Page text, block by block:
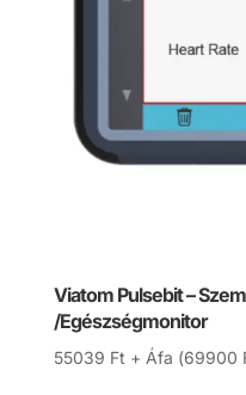
Viatom Pulsebit –
/Egészségmonitor
55039 Ft + Áfa (69900